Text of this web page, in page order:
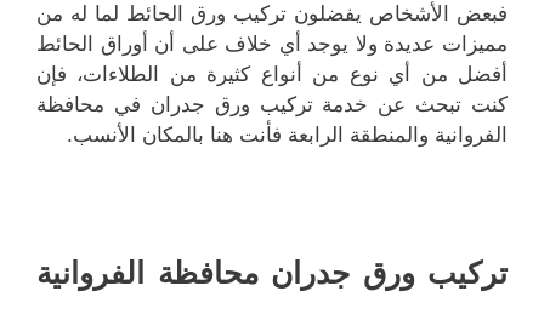
فبعض الأشخاص يفضلون تركيب ورق الحائط لما له من
مميزات عديدة ولا يوجد أي خلاف على أن أوراق الحائط
أفضل من أي نوع من أنواع كثيرة من الطلاءات، فإن
كنت تبحث عن خدمة تركيب ورق جدران في محافظة
الفروانية والمنطقة الرابعة فأنت هنا بالمكان الأنسب.
تركيب ورق جدران محافظة الفروانية